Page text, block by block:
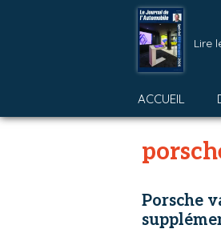
Lire
ACCUEIL
Porsche